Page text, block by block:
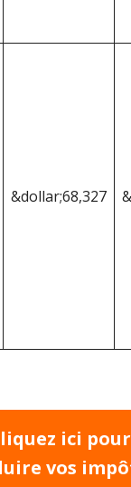
&dollar;68,327
ici pour
vos